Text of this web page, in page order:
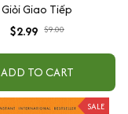
Giỏi Giao Tiếp
$2.99 $9.00
ADD TO CART
SALE